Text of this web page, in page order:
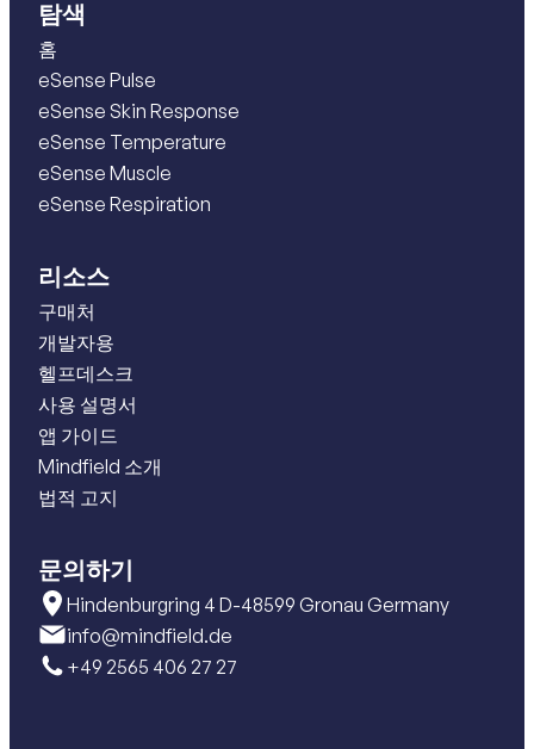
탐색
홈
eSense Pulse
eSense Skin Response
eSense Temperature
eSense Muscle
eSense Respiration
리소스
구매처
개발자용
헬프데스크
사용 설명서
앱 가이드
Mindfield 소개
법적 고지
문의하기
Hindenburgring 4 D-48599 Gronau Germany
info@mindfield.de
+49 2565 406 27 27